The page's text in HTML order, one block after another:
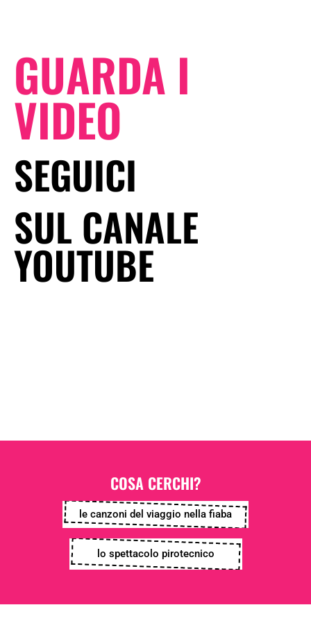
GUARDA I
VIDEO
SEGUICI
SUL CANALE
YOUTUBE
COSA CERCHI?
le canzoni del viaggio nella fiaba
lo spettacolo pirotecnico